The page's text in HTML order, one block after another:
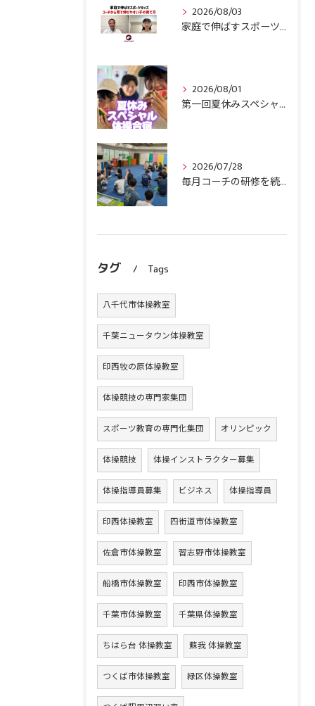
2026/08/03
家庭で伸ばすスポーツキッズ『コーチから見て伸びやすい子』の育て方
2026/08/01
第一回夏休みスペシャル体操合宿終了！
2026/07/28
毎月コーチの研修を続けます！
タグ Tags
八千代市体操教室
千葉ニュータウン体操教室
印西牧の原体操教室
体操競技の専門家集団
スポーツ教育の専門化集団 オリンピック
体操競技 体操インストラクター募集
体操指導員募集 ビジネス 体操指導員
印西体操教室 四街道市体操教室
佐倉市体操教室 習志野市体操教室
船橋市体操教室 印西市体操教室
千葉市体操教室 千葉県体操教室
ちはら台 体操教室 蘇我 体操教室
つくば市体操教室 緑区体操教室